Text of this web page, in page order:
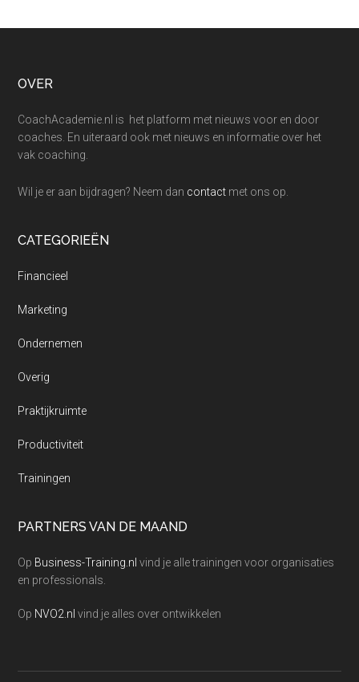
Footer
OVER
CoachAcademie.nl is het platform met nieuws voor en door
coaches. En uiteraard ook met nieuws en informatie over het
vak coaching.
Wil je er aan bijdragen? Neem dan contact met ons op.
CATEGORIEËN
Financieel
Marketing
Ondernemen
Overig
Praktijkruimte
Productiviteit
Trainingen
PARTNERS VAN DE MAAND
Op Business-Training.nl vind je alle trainingen voor organisaties
en professionals.
Op NVO2.nl vind je alles over ontwikkelen